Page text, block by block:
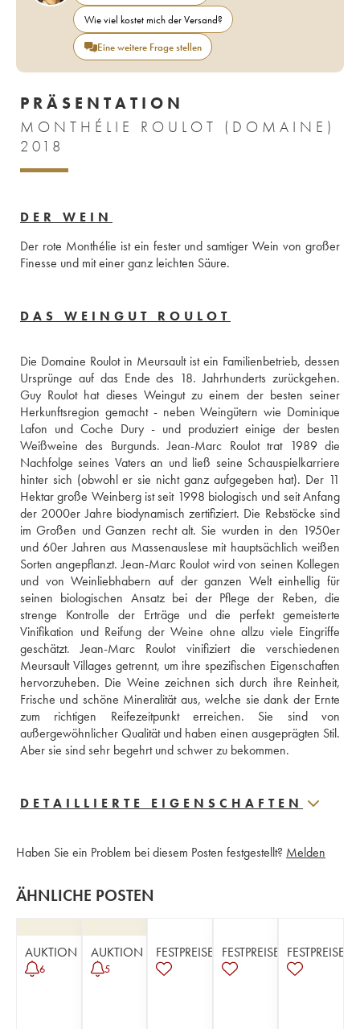
Wie viel kostet mich der Versand?
Eine weitere Frage stellen
PRÄSENTATION
MONTHÉLIE ROULOT (DOMAINE)
2018
DER WEIN
Der rote Monthélie ist ein fester und samtiger Wein von großer
Finesse und mit einer ganz leichten Säure.
DAS WEINGUT ROULOT
Die Domaine Roulot in Meursault ist ein Familienbetrieb, dessen
Ursprünge auf das Ende des 18. Jahrhunderts zurückgehen.
Guy Roulot hat dieses Weingut zu einem der besten seiner
Herkunftsregion gemacht - neben Weingütern wie Dominique
Lafon und Coche Dury - und produziert einige der besten
Weißweine des Burgunds. Jean-Marc Roulot trat 1989 die
Nachfolge seines Vaters an und ließ seine Schauspielkarriere
hinter sich (obwohl er sie nicht ganz aufgegeben hat). Der 11
Hektar große Weinberg ist seit 1998 biologisch und seit Anfang
der 2000er Jahre biodynamisch zertifiziert. Die Rebstöcke sind
im Großen und Ganzen recht alt. Sie wurden in den 1950er
und 60er Jahren aus Massenauslese mit hauptsächlich weißen
Sorten angepflanzt. Jean-Marc Roulot wird von seinen Kollegen
und von Weinliebhabern auf der ganzen Welt einhellig für
seinen biologischen Ansatz bei der Pflege der Reben, die
strenge Kontrolle der Erträge und die perfekt gemeisterte
Vinifikation und Reifung der Weine ohne allzu viele Eingriffe
geschätzt. Jean-Marc Roulot vinifiziert die verschiedenen
Meursault Villages getrennt, um ihre spezifischen Eigenschaften
hervorzuheben. Die Weine zeichnen sich durch ihre Reinheit,
Frische und schöne Mineralität aus, welche sie dank der Ernte
zum richtigen Reifezeitpunkt erreichen. Sie sind von
außergewöhnlicher Qualität und haben einen ausgeprägten Stil.
Aber sie sind sehr begehrt und schwer zu bekommen.
DETAILLIERTE EIGENSCHAFTEN
Haben Sie ein Problem bei diesem Posten festgestellt? Melden
ÄHNLICHE POSTEN
AUKTION
6
AUKTION
5
FESTPREISE FESTPREISE FESTPREISE